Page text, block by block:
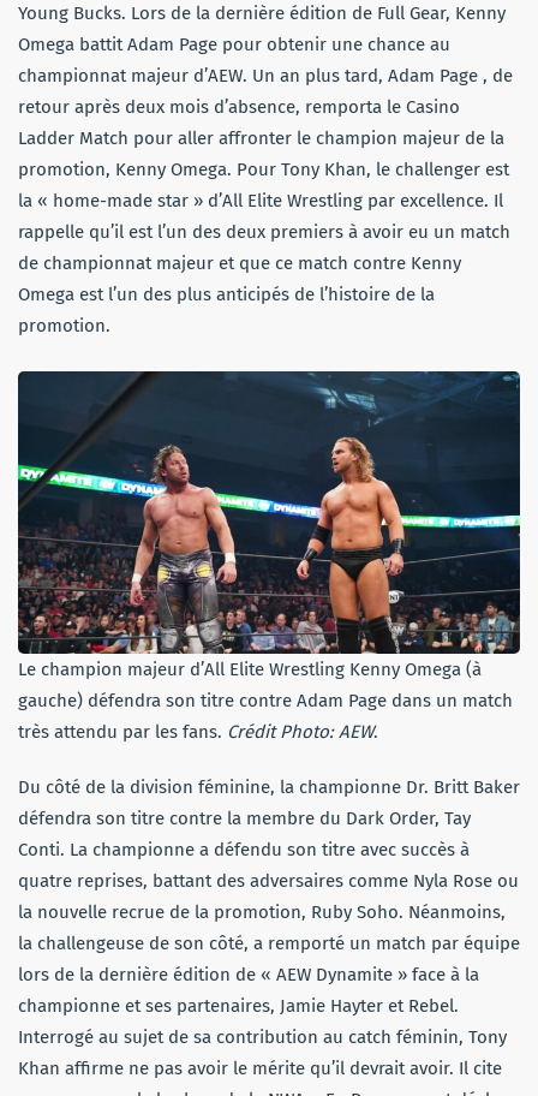
Young Bucks. Lors de la dernière édition de Full Gear, Kenny
Omega battit Adam Page pour obtenir une chance au
championnat majeur d’AEW. Un an plus tard, Adam Page , de
retour après deux mois d’absence, remporta le Casino
Ladder Match pour aller affronter le champion majeur de la
promotion, Kenny Omega. Pour Tony Khan, le challenger est
la « home-made star » d’All Elite Wrestling par excellence. Il
rappelle qu’il est l’un des deux premiers à avoir eu un match
de championnat majeur et que ce match contre Kenny
Omega est l’un des plus anticipés de l’histoire de la
promotion.
Le champion majeur d’All Elite Wrestling Kenny Omega (à
gauche) défendra son titre contre Adam Page dans un match
très attendu par les fans. Crédit Photo: AEW.
Du côté de la division féminine, la championne Dr. Britt Baker
défendra son titre contre la membre du Dark Order, Tay
Conti. La championne a défendu son titre avec succès à
quatre reprises, battant des adversaires comme Nyla Rose ou
la nouvelle recrue de la promotion, Ruby Soho. Néanmoins,
la challengeuse de son côté, a remporté un match par équipe
lors de la dernière édition de « AEW Dynamite » face à la
championne et ses partenaires, Jamie Hayter et Rebel.
Interrogé au sujet de sa contribution au catch féminin, Tony
Khan affirme ne pas avoir le mérite qu’il devrait avoir. Il cite